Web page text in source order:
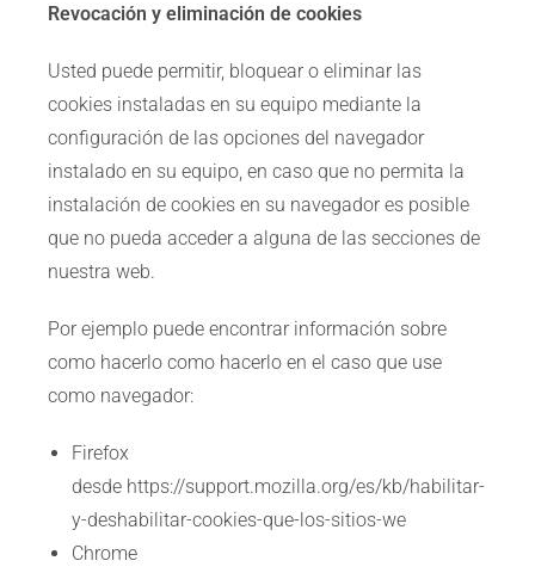
Revocación y eliminación de cookies
Usted puede permitir, bloquear o eliminar las
cookies instaladas en su equipo mediante la
configuración de las opciones del navegador
instalado en su equipo, en caso que no permita la
instalación de cookies en su navegador es posible
que no pueda acceder a alguna de las secciones de
nuestra web.
Por ejemplo puede encontrar información sobre
como hacerlo como hacerlo en el caso que use
como navegador:
Firefox
desde https://support.mozilla.org/es/kb/habilitar-
y-deshabilitar-cookies-que-los-sitios-we
Chrome